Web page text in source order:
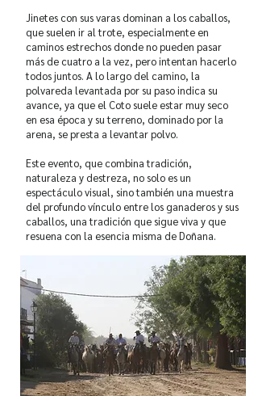
Jinetes con sus varas dominan a los caballos,
que suelen ir al trote, especialmente en
caminos estrechos donde no pueden pasar
más de cuatro a la vez, pero intentan hacerlo
todos juntos. A lo largo del camino, la
polvareda levantada por su paso indica su
avance, ya que el Coto suele estar muy seco
en esa época y su terreno, dominado por la
arena, se presta a levantar polvo.
Este evento, que combina tradición,
naturaleza y destreza, no solo es un
espectáculo visual, sino también una muestra
del profundo vínculo entre los ganaderos y sus
caballos, una tradición que sigue viva y que
resuena con la esencia misma de Doñana.